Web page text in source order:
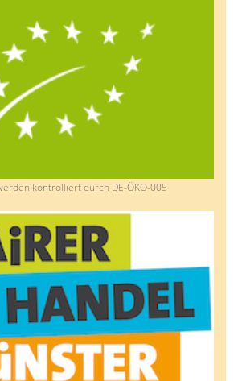
kontrolliert durch DE-ÖKO-005